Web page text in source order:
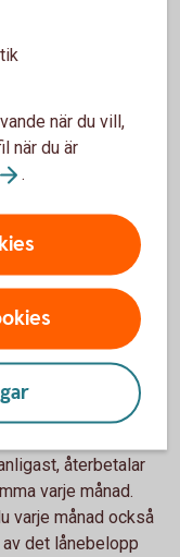
tillbaka. Om
till vad bostaden
värde ska
per år.
med 70 procent av
med minst 1
återbetalar
varje månad.
varje månad också
det lånebelopp
när du vill,
när du är
.